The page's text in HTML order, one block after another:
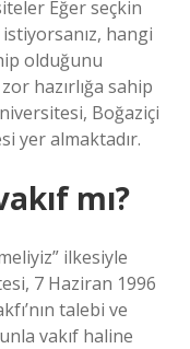
Eğer seçkin
hangi
olduğunu
hazırlığa sahip
Boğaziçi
yer almaktadır.
mı?
ilkesiyle
7 Haziran 1996
talebi ve
vakıf haline